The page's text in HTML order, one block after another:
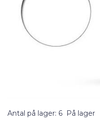
Antal på lager: 6 På lager